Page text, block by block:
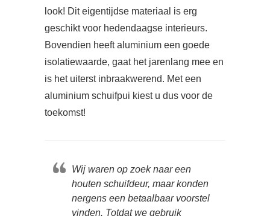
look! Dit eigentijdse materiaal is erg
geschikt voor hedendaagse interieurs.
Bovendien heeft aluminium een goede
isolatiewaarde, gaat het jarenlang mee en
is het uiterst inbraakwerend. Met een
aluminium schuifpui kiest u dus voor de
toekomst!
Wij waren op zoek naar een
houten schuifdeur, maar konden
nergens een betaalbaar voorstel
vinden. Totdat we gebruik